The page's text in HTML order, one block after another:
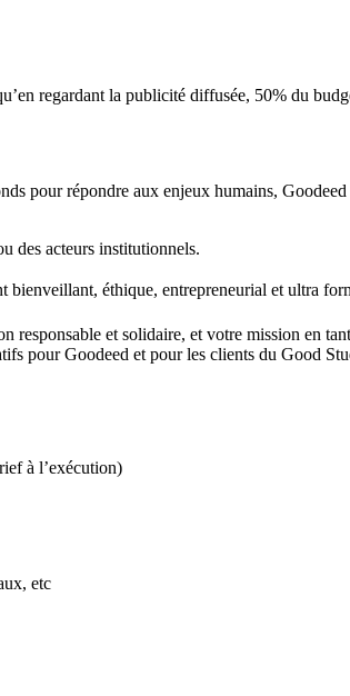
regardant la publicité diffusée, 50% du
pour répondre aux enjeux humains,
des acteurs institutionnels.
bienveillant, éthique, entrepreneurial et ultra
responsable et solidaire, et votre mission en
pour Goodeed et pour les clients du Good
à l’exécution)
etc